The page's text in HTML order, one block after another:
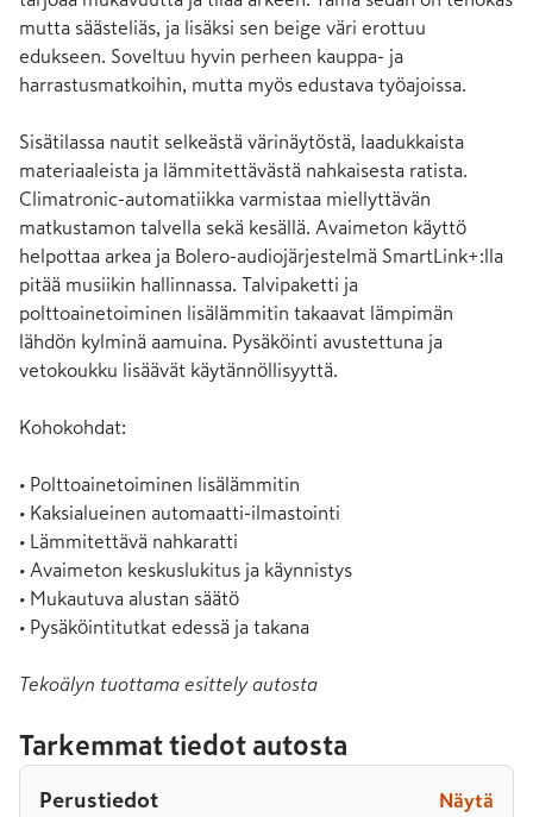
mutta säästeliäs, ja lisäksi sen beige väri erottuu
edukseen. Soveltuu hyvin perheen kauppa- ja
harrastusmatkoihin, mutta myös edustava työajoissa.
Sisätilassa nautit selkeästä värinäytöstä, laadukkaista
materiaaleista ja lämmitettävästä nahkaisesta ratista.
Climatronic-automatiikka varmistaa miellyttävän
matkustamon talvella sekä kesällä. Avaimeton käyttö
helpottaa arkea ja Bolero-audiojärjestelmä SmartLink+:lla
pitää musiikin hallinnassa. Talvipaketti ja
polttoainetoiminen lisälämmitin takaavat lämpimän
lähdön kylminä aamuina. Pysäköinti avustettuna ja
vetokoukku lisäävät käytännöllisyyttä.
Kohokohdat:
• Polttoainetoiminen lisälämmitin
• Kaksialueinen automaatti-ilmastointi
• Lämmitettävä nahkaratti
• Avaimeton keskuslukitus ja käynnistys
• Mukautuva alustan säätö
• Pysäköintitutkat edessä ja takana
Tekoälyn tuottama esittely autosta
Tarkemmat tiedot autosta
Perustiedot Näytä